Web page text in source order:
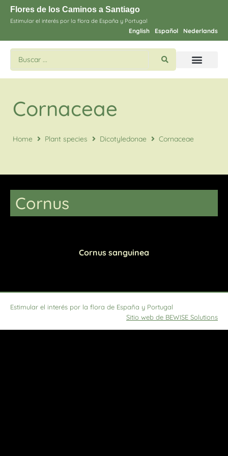
Flores de los Caminos a Santiago
Estimular el interés por la flora de España y Portugal
English Español Nederlands
Cornaceae
Home Plant species Dicotyledonae Cornaceae
Cornus
Cornus sanguinea
Estimular el interés por la flora de España y Portugal
Sitio web de BEWISE Solutions